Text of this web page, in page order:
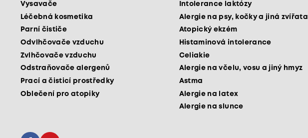
Vysavače
Léčebná kosmetika
Parní čističe
Odvlhčovače vzduchu
Zvlhčovače vzduchu
Odstraňovače alergenů
Prací a čisticí prostředky
Oblečení pro atopiky
Intolerance laktózy
Alergie na psy, kočky a jiná zvířata
Atopický ekzém
Histaminová intolerance
Celiakie
Alergie na včelu, vosu a jiný hmyz
Astma
Alergie na latex
Alergie na slunce